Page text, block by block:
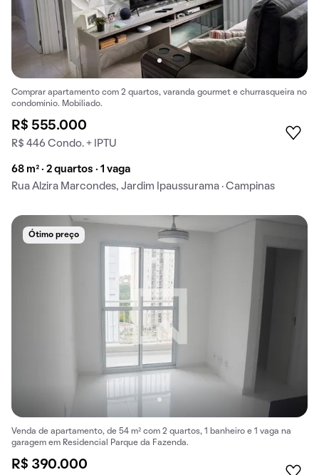
Comprar apartamento com 2 quartos, varanda gourmet e churrasqueira no
condomínio. Mobiliado.
R$ 555.000
R$ 446 Condo. + IPTU
68 m² · 2 quartos · 1 vaga
Rua Alzira Marcondes, Jardim Ipaussurama · Campinas
Ótimo preço
Venda de apartamento, de 54 m² com 2 quartos, 1 banheiro e 1 vaga na
garagem em Residencial Parque da Fazenda.
R$ 390.000